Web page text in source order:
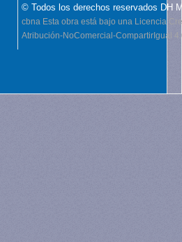
© Todos los derechos reservados DH
cbna Esta obra está bajo una Licencia
Atribución-NoComercial-CompartirIgual